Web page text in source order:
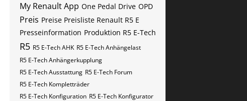
My Renault App One Pedal Drive OPD
Preis Preise Preisliste Renault R5 E
Presseinformation Produktion R5 E-Tech
R5 R5 E-Tech AHK R5 E-Tech Anhängelast
R5 E-Tech Anhängerkupplung
R5 E-Tech Ausstattung R5 E-Tech Forum
R5 E-Tech Kompletträder
R5 E-Tech Konfiguration R5 E-Tech Konfigurator